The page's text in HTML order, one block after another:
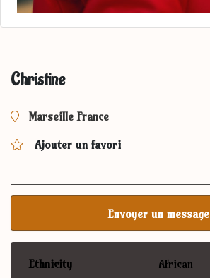
Christine
Marseille France
Ajouter un favori
Envoyer un message
Ethnicity
African